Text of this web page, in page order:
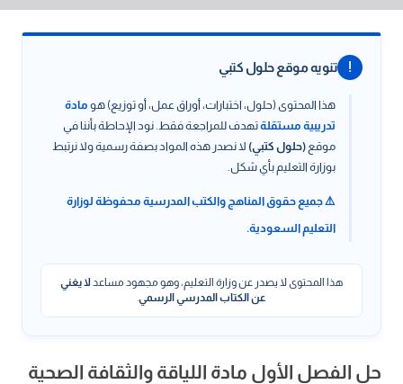
! تنويه موقع حلول كتبي
هذا المحتوى (حلول، اختبارات، أوراق عمل، أو توزيع) هو مادة
تدريبية مستقلةتهدف للمراجعة فقط. نود الإحاطة بأننا في
موقع (حلول كتبي) لا نصدر هذه المواد بصفة رسمية ولا نرتبط
بوزارة التعليم بأي شكل.
⚠️ جميع حقوق المناهج والكتب المدرسية محفوظة لوزارة
التعليم السعودية.
هذا المحتوى لا يصدر عن وزارة التعليم، وهو مجهود مساعدلا يغني
عن الكتاب المدرسي الرسمي.
حل الفصل الأول مادة اللياقة والثقافة الصحية